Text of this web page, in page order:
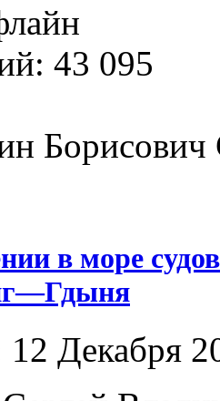
43 095
в море
12 Декабря